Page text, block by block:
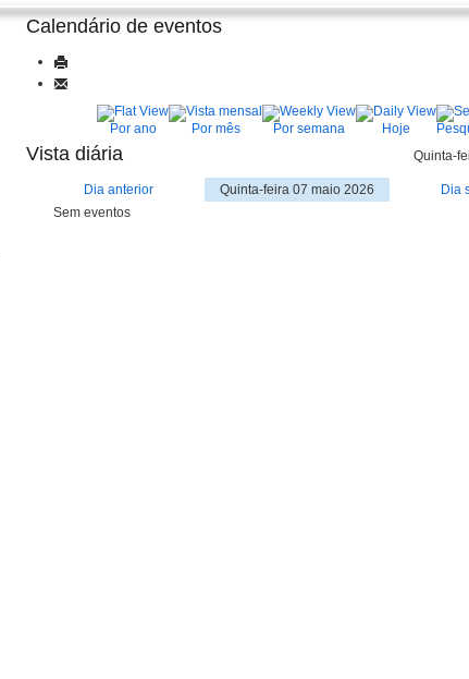
Calendário de eventos
Por ano Por mês Por semana Hoje
Vista diária Quinta-
Dia anterior Quinta-feira 07 maio 2026
Dia
Sem eventos